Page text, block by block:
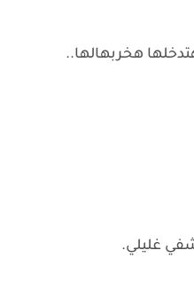
هخربهالها..
غليلي.